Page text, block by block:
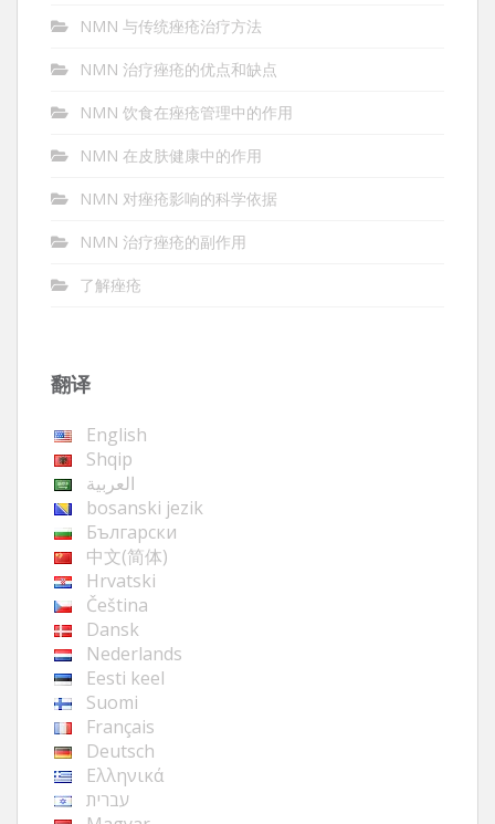
NMN 与传统痤疮治疗方法
NMN 治疗痤疮的优点和缺点
NMN 饮食在痤疮管理中的作用
NMN 在皮肤健康中的作用
NMN 对痤疮影响的科学依据
NMN 治疗痤疮的副作用
了解痤疮
翻译
English
Shqip
العربية
bosanski jezik
Български
中文(简体)
Hrvatski
Čeština
Dansk
Nederlands
Eesti keel
Suomi
Français
Deutsch
Ελληνικά
עברית